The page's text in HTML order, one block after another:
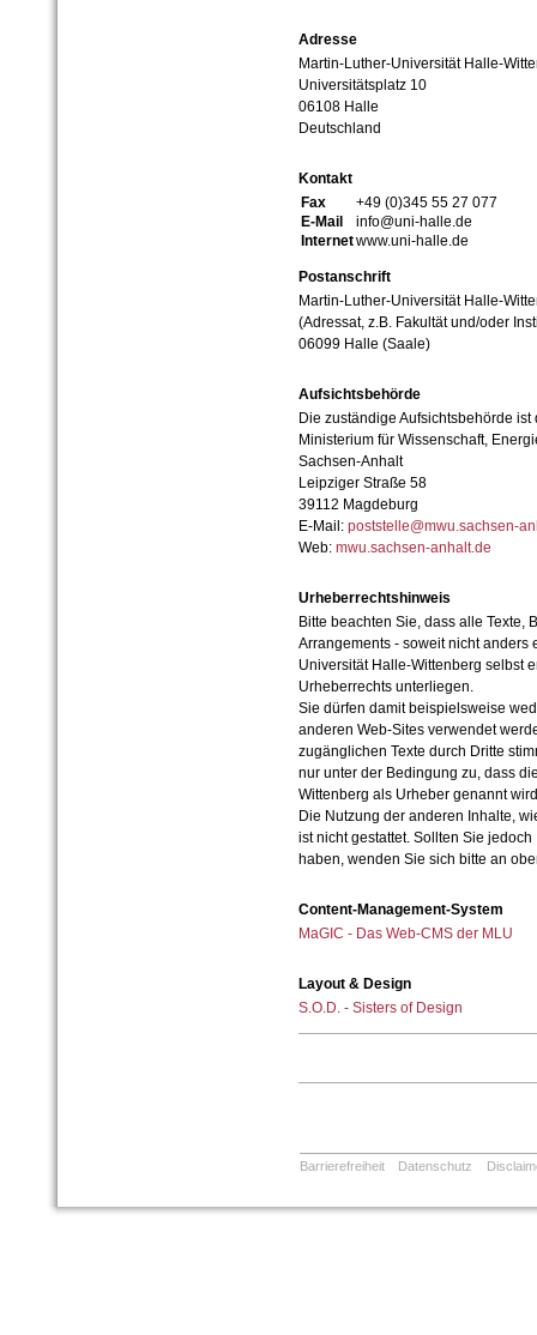
Adresse
Martin-Luther-Universität Halle-
Universitätsplatz 10
06108 Halle
Deutschland
Kontakt
Fax
+49 (0)345 55 27 077
E-Mail
info@uni-halle.de
Internetwww.uni-halle.de
Postanschrift
Martin-Luther-Universität Halle-
(Adressat, z.B. Fakultät und/oder
06099 Halle (Saale)
Aufsichtsbehörde
Die zuständige Aufsichtsbehörde ist
Ministerium für Wissenschaft,
Sachsen-Anhalt
Leipziger Straße 58
39112 Magdeburg
E-Mail: poststelle@mwu.sachsen-
Web: mwu.sachsen-anhalt.de
Urheberrechtshinweis
Bitte beachten Sie, dass alle Texte,
Arrangements - soweit nicht anders
Universität Halle-Wittenberg selbst
Urheberrechts unterliegen.
Sie dürfen damit beispielsweise
anderen Web-Sites verwendet
zugänglichen Texte durch Dritte
nur unter der Bedingung zu, dass
Wittenberg als Urheber genannt
Die Nutzung der anderen Inhalte,
ist nicht gestattet. Sollten Sie
haben, wenden Sie sich bitte an
Content-Management-System
MaGIC - Das Web-CMS der MLU
Layout & Design
S.O.D. - Sisters of Design
Barrierefreiheit Datenschutz